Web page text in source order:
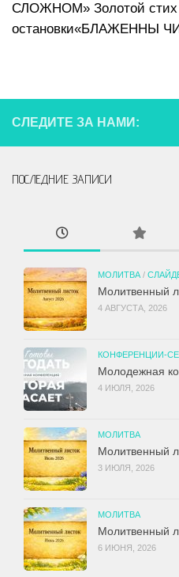
СЛОЖНОМ» Золотой стих
остановки«БЛАЖЕННЫ
СЛЕДИТЕ ЗА НАМИ:
ПОСЛЕДНИЕ ЗАПИСИ
МОЛИТВА /
Молитвенный
4 АВГУСТА, 2026
КОНФЕРЕНЦИИ-
Молодежная
4 ИЮЛЯ, 2026
МОЛИТВА
Молитвенный
3 ИЮЛЯ, 2026
МОЛИТВА
Молитвенный
6 ИЮНЯ, 2026